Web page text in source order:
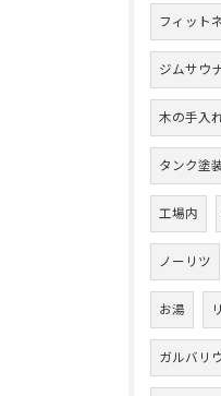
フィット
ジムサウ
木の手入
タンク塗
工場内
ノーリツ
お湯
ガルバリ